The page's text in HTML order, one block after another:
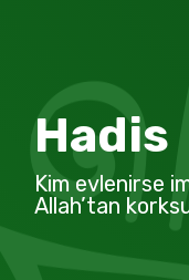
Hadis
Kim evlenirse
Allah’tan